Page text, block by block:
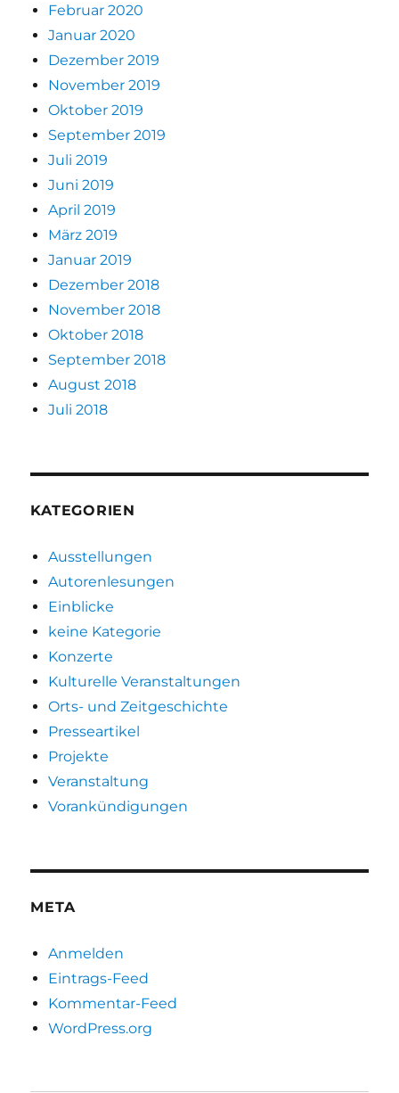
Februar 2020
Januar 2020
Dezember 2019
November 2019
Oktober 2019
September 2019
Juli 2019
Juni 2019
April 2019
März 2019
Januar 2019
Dezember 2018
November 2018
Oktober 2018
September 2018
August 2018
Juli 2018
KATEGORIEN
Ausstellungen
Autorenlesungen
Einblicke
keine Kategorie
Konzerte
Kulturelle Veranstaltungen
Orts- und Zeitgeschichte
Presseartikel
Projekte
Veranstaltung
Vorankündigungen
META
Anmelden
Eintrags-Feed
Kommentar-Feed
WordPress.org